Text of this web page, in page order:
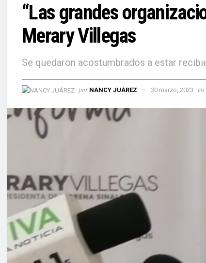
“Las grandes
Merary Villegas
Se quedaron acostumbrados a estar
por NANCY JUÁREZ 30 marzo, 2023 en